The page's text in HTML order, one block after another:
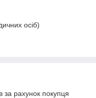
осіб)
за рахунок покупця